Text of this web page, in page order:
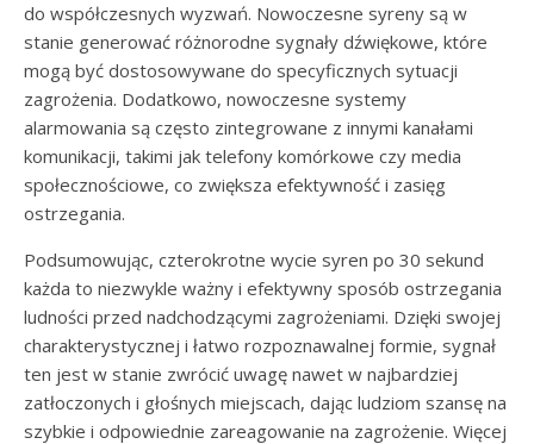
do współczesnych wyzwań. Nowoczesne syreny są w
stanie generować różnorodne sygnały dźwiękowe, które
mogą być dostosowywane do specyficznych sytuacji
zagrożenia. Dodatkowo, nowoczesne systemy
alarmowania są często zintegrowane z innymi kanałami
komunikacji, takimi jak telefony komórkowe czy media
społecznościowe, co zwiększa efektywność i zasięg
ostrzegania.
Podsumowując, czterokrotne wycie syren po 30 sekund
każda to niezwykle ważny i efektywny sposób ostrzegania
ludności przed nadchodzącymi zagrożeniami. Dzięki swojej
charakterystycznej i łatwo rozpoznawalnej formie, sygnał
ten jest w stanie zwrócić uwagę nawet w najbardziej
zatłoczonych i głośnych miejscach, dając ludziom szansę na
szybkie i odpowiednie zareagowanie na zagrożenie. Więcej